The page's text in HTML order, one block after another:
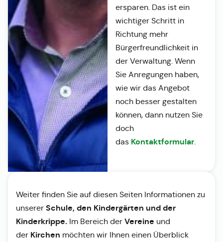
ersparen. Das ist ein
wichtiger Schritt in
Richtung mehr
Bürgerfreundlichkeit in
der Verwaltung. Wenn
Sie Anregungen haben,
wie wir das Angebot
noch besser gestalten
können, dann nutzen Sie
doch
das Kontaktformular.
Weiter finden Sie auf diesen Seiten Informationen zu
unserer Schule, den Kindergärten und der
Kinderkrippe. Im Bereich der Vereine und
der Kirchen möchten wir Ihnen einen Überblick